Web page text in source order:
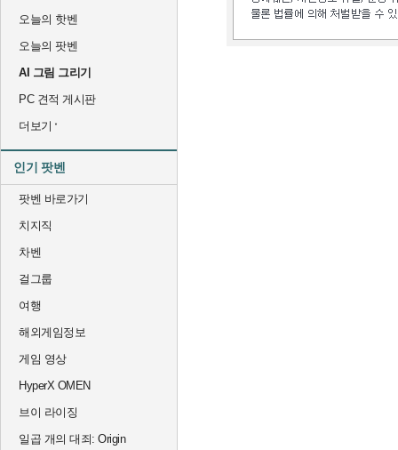
오늘의 핫벤
오늘의 팟벤
AI 그림 그리기
PC 견적 게시판
더보기
인기 팟벤
팟벤 바로가기
치지직
차벤
걸그룹
여행
해외게임정보
게임 영상
HyperX OMEN
브이 라이징
일곱 개의 대죄: Origin